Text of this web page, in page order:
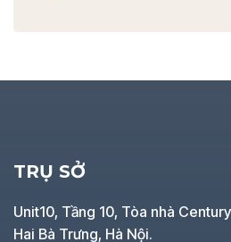
TRỤ SỞ
Unit10, Tầng 10, Tòa nhà
Hai Bà Trưng, Hà Nội.